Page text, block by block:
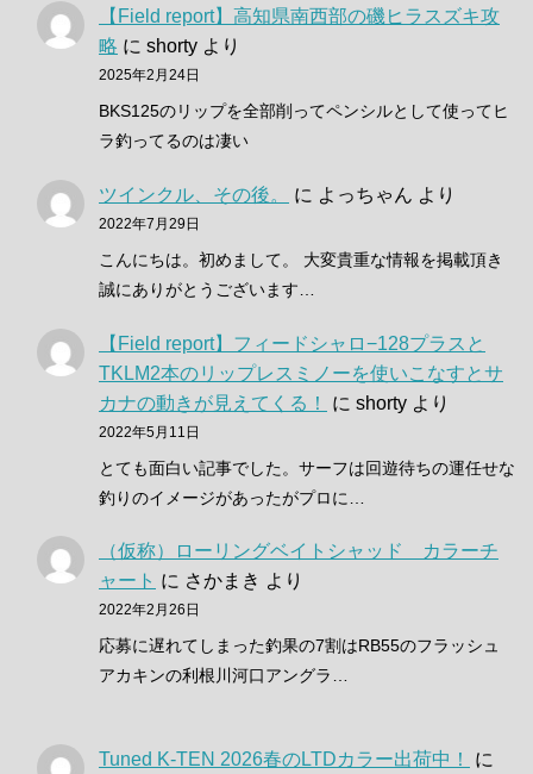
【Field report】高知県南西部の磯ヒラスズキ攻
略 に shorty より
2025年2月24日
BKS125のリップを全部削ってペンシルとして使ってヒ
ラ釣ってるのは凄い
ツインクル、その後。 に よっちゃん より
2022年7月29日
こんにちは。初めまして。 大変貴重な情報を掲載頂き
誠にありがとうございます…
【Field report】フィードシャロ−128プラスと
TKLM2本のリップレスミノーを使いこなすとサ
カナの動きが見えてくる！
に shorty より
2022年5月11日
とても面白い記事でした。サーフは回遊待ちの運任せな
釣りのイメージがあったがプロに…
（仮称）ローリングベイトシャッド カラーチ
ャート に さかまき より
2022年2月26日
応募に遅れてしまった釣果の7割はRB55のフラッシュ
アカキンの利根川河口アングラ…
Tuned K-TEN 2026春のLTDカラー出荷中！
に